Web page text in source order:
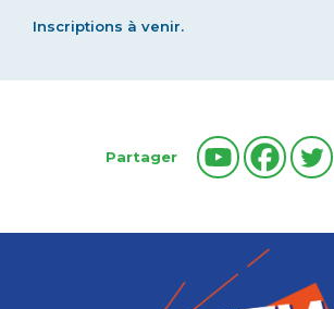
Inscriptions à venir.
Partager